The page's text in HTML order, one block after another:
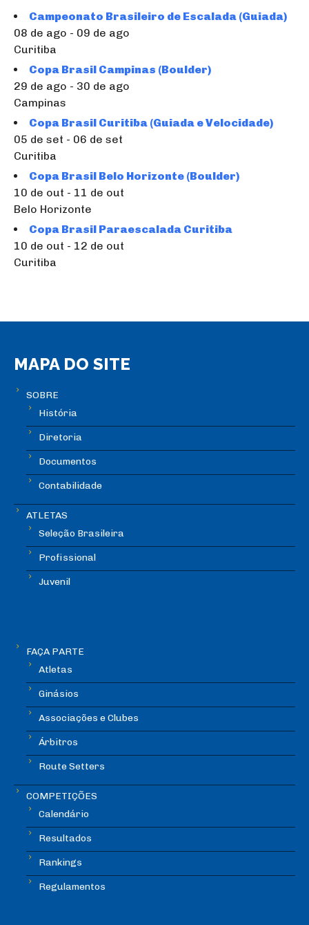
Campeonato Brasileiro de Escalada (Guiada)
08 de ago - 09 de ago
Curitiba
Copa Brasil Campinas (Boulder)
29 de ago - 30 de ago
Campinas
Copa Brasil Curitiba (Guiada e Velocidade)
05 de set - 06 de set
Curitiba
Copa Brasil Belo Horizonte (Boulder)
10 de out - 11 de out
Belo Horizonte
Copa Brasil Paraescalada Curitiba
10 de out - 12 de out
Curitiba
MAPA DO SITE
SOBRE
História
Diretoria
Documentos
Contabilidade
ATLETAS
Seleção Brasileira
Profissional
Juvenil
FAÇA PARTE
Atletas
Ginásios
Associações e Clubes
Árbitros
Route Setters
COMPETIÇÕES
Calendário
Resultados
Rankings
Regulamentos